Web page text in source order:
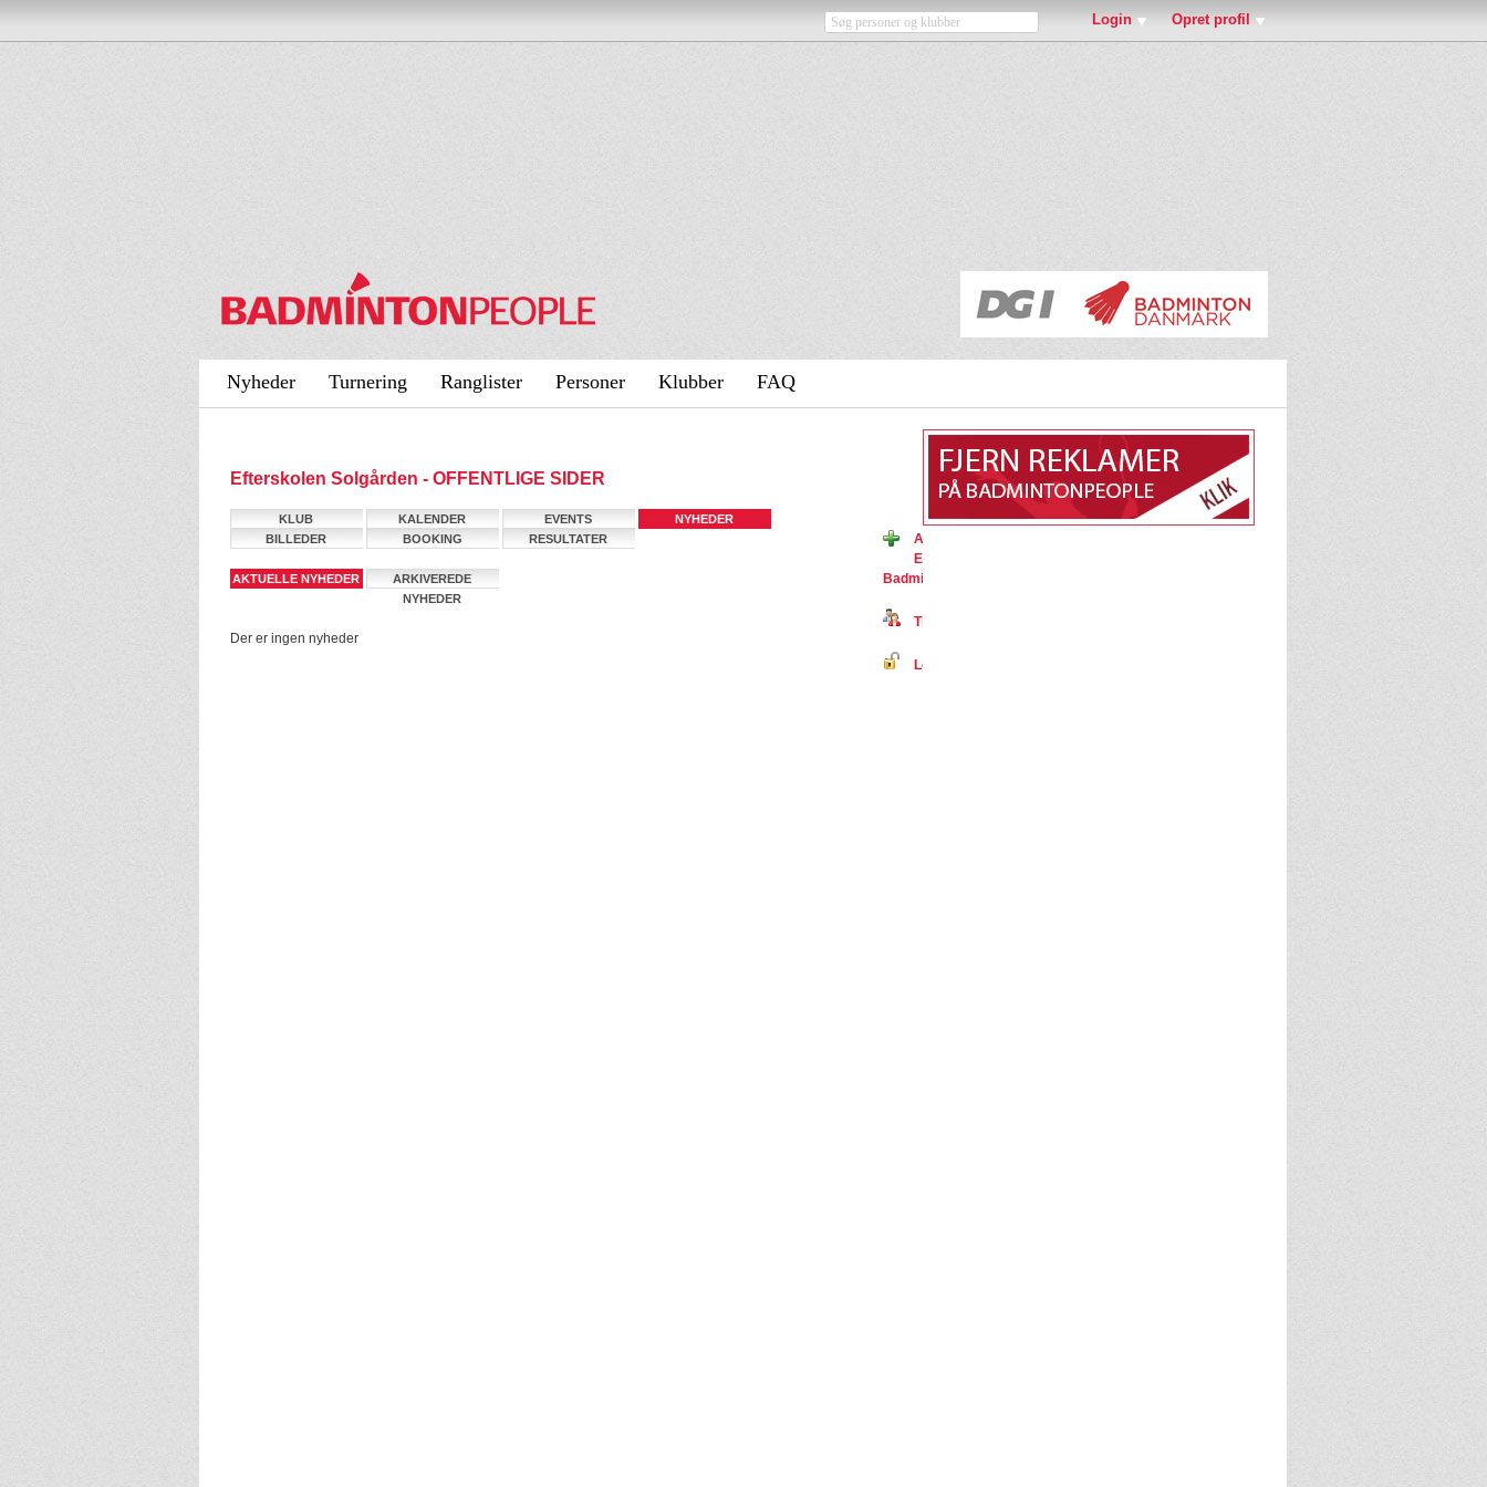
Login Opret profil
Nyheder Turnering Ranglister Personer Klubber FAQ
Efterskolen Solgården - OFFENTLIGE SIDER
KLUB KALENDER EVENTS
NYHEDER
BILLEDER
BOOKING RESULTATER
AKTUELLE NYHEDER
ARKIVEREDE
NYHEDER
Der er ingen nyheder
Ansøg om medlemsskab af
Efterskolen Solgården på
BadmintonPeople
Tilmeld dig BadmintonPeople
Log ind på BadmintonPeople